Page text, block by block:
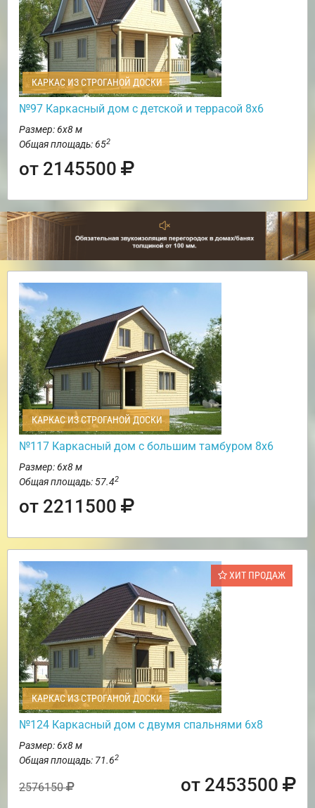
КАРКАС ИЗ СТРОГАНОЙ ДОСКИ
№97 Каркасный дом с детской и террасой 8х6
Размер: 6х8 м
Общая площадь: 652
от 2145500
КАРКАС ИЗ СТРОГАНОЙ ДОСКИ
№117 Каркасный дом с большим тамбуром 8х6
Размер: 6х8 м
Общая площадь: 57.42
от 2211500
ХИТ ПРОДАЖ
КАРКАС ИЗ СТРОГАНОЙ ДОСКИ
№124 Каркасный дом с двумя спальнями 6х8
Размер: 6х8 м
Общая площадь: 71.62
2576150 от 2453500